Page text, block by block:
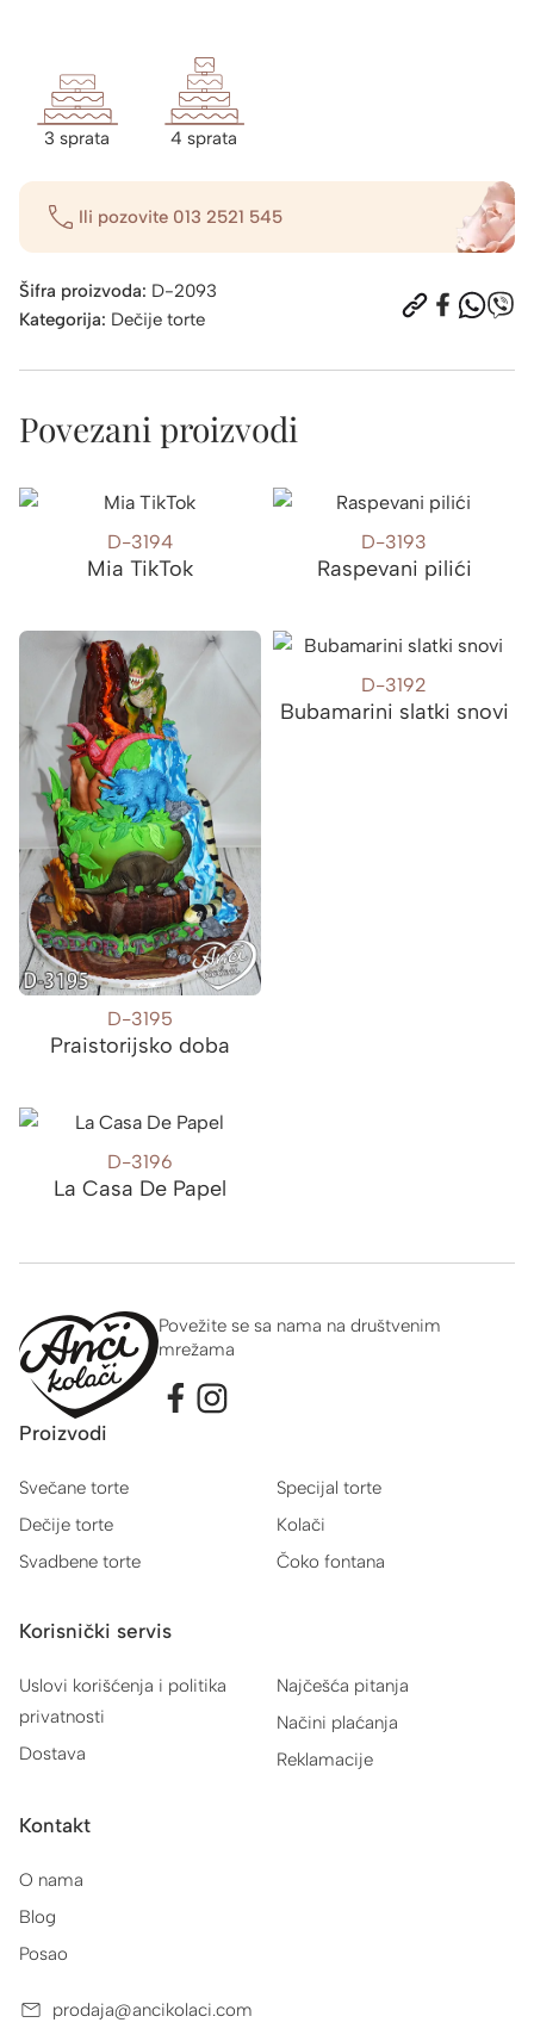
3 sprata 4 sprata
Ili pozovite 013 2521 545
Šifra proizvoda: D-2093
Kategorija: Dečije torte
Povezani proizvodi
D-3194
Mia TikTok
D-3193
Raspevani pilići
D-3195
Praistorijsko doba
D-3192
Bubamarini slatki snovi
D-3196
La Casa De Papel
Povežite se sa nama na društvenim
mrežama
Proizvodi
Svečane torte
Dečije torte
Svadbene torte
Specijal torte
Kolači
Čoko fontana
Korisnički servis
Uslovi korišćenja i politika
privatnosti
Dostava
Najčešća pitanja
Načini plaćanja
Reklamacije
Kontakt
O nama
Blog
Posao
prodaja@ancikolaci.com